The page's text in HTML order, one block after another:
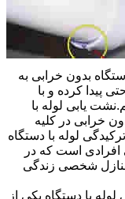
بدون خرابی به
پیدا کرده و با
یابی لوله با
خرابی در کلیه
لوله با دستگاه
است که در
شخصی زندگی
با دستگاه یکی از